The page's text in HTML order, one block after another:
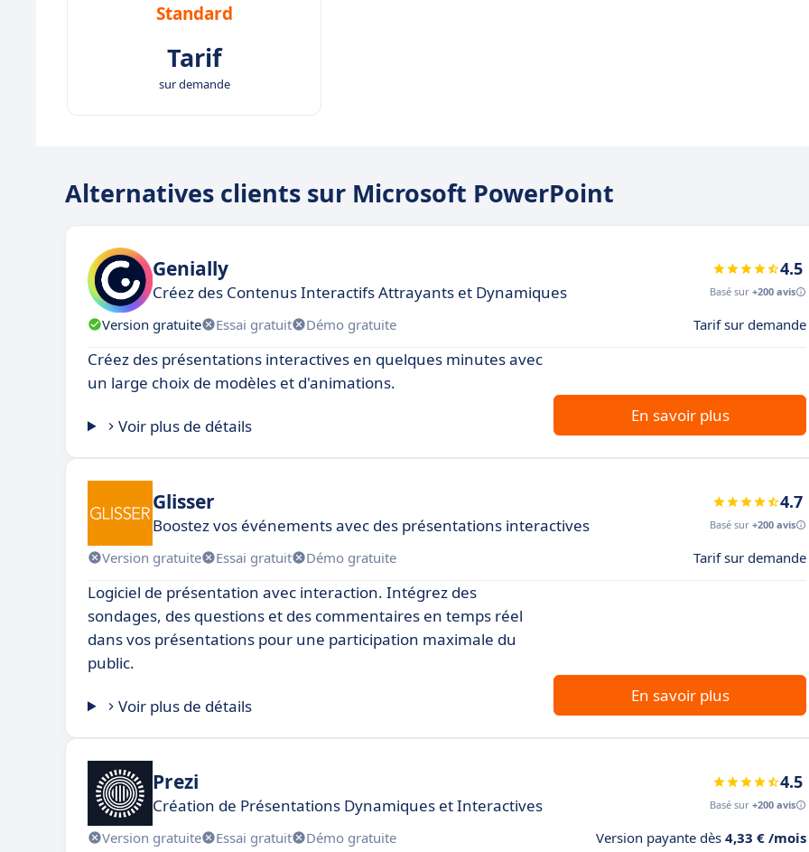
Standard
Tarif
sur demande
Alternatives clients sur Microsoft PowerPoint
Genially
Créez des Contenus Interactifs Attrayants et Dynamiques
4.5
Basé sur +200 avis
Version gratuite Essai gratuit Démo gratuite Tarif sur demande
Créez des présentations interactives en quelques minutes avec
un large choix de modèles et d'animations.
Voir plus de détails
En savoir plus
Glisser
Boostez vos événements avec des présentations interactives
4.7
Basé sur +200 avis
Version gratuite Essai gratuit Démo gratuite Tarif sur demande
Logiciel de présentation avec interaction. Intégrez des
sondages, des questions et des commentaires en temps réel
dans vos présentations pour une participation maximale du
public.
Voir plus de détails
En savoir plus
Prezi
Création de Présentations Dynamiques et Interactives
4.5
Basé sur +200 avis
Version gratuite Essai gratuit Démo gratuite Version payante dès 4,33 € /mois